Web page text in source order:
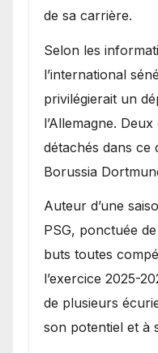
de sa carrière.
Selon les
l’international
privilégierait un
l’Allemagne.
détachés dans ce
Borussia
Auteur d’une
PSG, ponctuée
buts toutes
l’exercice 2025-
de plusieurs
son potentiel et à